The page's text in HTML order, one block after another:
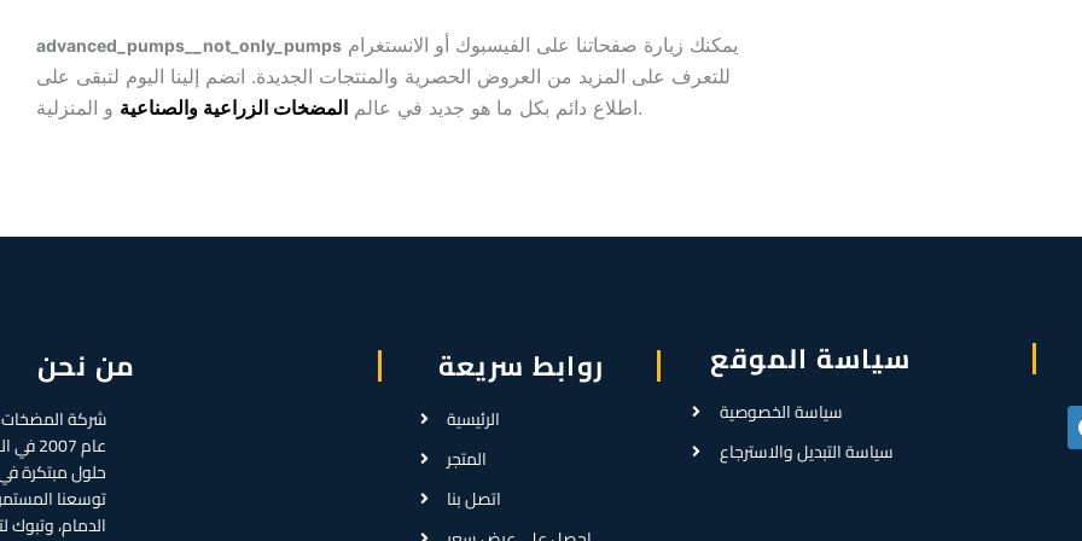
يمكنك زيارة صفحاتنا على الفيسبوك أو الانستغرام advanced_pumps__not_only_pumps
للتعرف على المزيد من العروض الحصرية والمنتجات الجديدة. انضم إلينا اليوم لتبقى على
اطلاع دائم بكل ما هو جديد في عالم المضخات الزراعية والصناعية و المنزلية.
من نحن
عام
حلول مبتكرة
توسعنا
الدمام،
روابط سريعة
الرئيسية
المتجر
اتصل بنا
سياسة الموقع
سياسة الخصوصية
سياسة التبديل والاسترجاع